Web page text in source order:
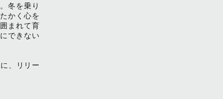
冬を乗り
かく心を
まれて育
できない
、リリー